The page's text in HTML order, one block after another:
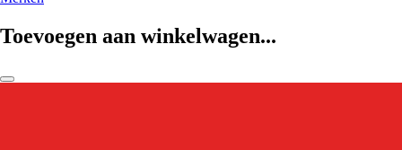
Toevoegen aan winkelwagen...